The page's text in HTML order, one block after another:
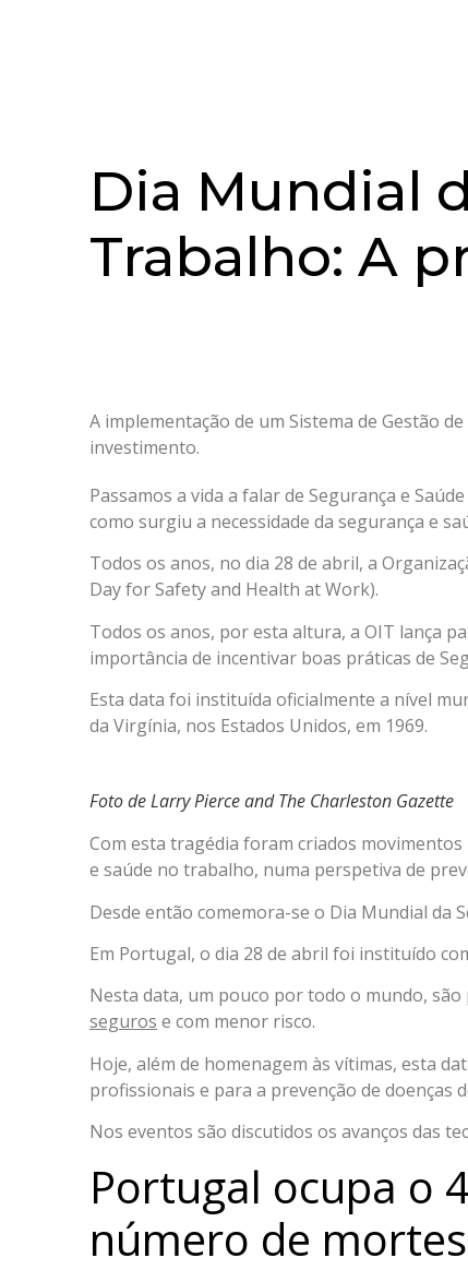
Dia Mundial
Trabalho: A
A implementação de um Sistema de Gestão
investimento.
Passamos a vida a falar de Segurança e
como surgiu a necessidade da segurança e
Todos os anos, no dia 28 de abril, a
Day for Safety and Health at Work).
Todos os anos, por esta altura, a OIT lança
importância de incentivar boas práticas de
Esta data foi instituída oficialmente a nível
da Virgínia, nos Estados Unidos, em 1969.
Foto de Larry Pierce and The Charleston Gazette
Com esta tragédia foram criados
e saúde no trabalho, numa perspetiva de
Desde então comemora-se o Dia Mundial da
Em Portugal, o dia 28 de abril foi instituído
Nesta data, um pouco por todo o mundo,
seguros e com menor risco.
Hoje, além de homenagem às vítimas, esta
profissionais e para a prevenção de doenças
Nos eventos são discutidos os avanços das
Portugal ocupa o
número de